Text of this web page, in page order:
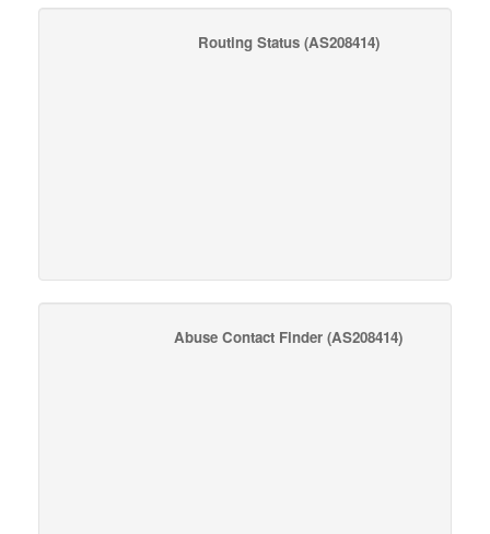
Routing Status(AS208414)
Abuse Contact Finder (AS208414)